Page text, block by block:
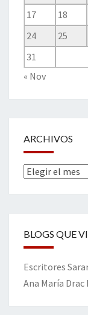
17
18
24
25
31
« Nov
ARCHIVOS
Archivos
BLOGS QUE
Escritores
Ana María Drac